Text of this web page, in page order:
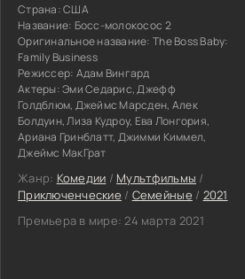
Страна:США
Название: Босс-молокосос 2
Оригинальное название: The Boss Baby:
Family Business
Режиссер: Адам Вингард
Актеры:Эми Седарис, Джефф
Голдблюм, Джеймс Марсден, Алек
Болдуин, Лиза Кудроу, Ева Лонгория,
Ариана Гринблатт, Джимми Киммел,
Джеймс МакГрат
Жанр: Комедии / Мультфильмы /
Приключенческие / Семейные / 2021
Премьера в мире: 24 марта 2021